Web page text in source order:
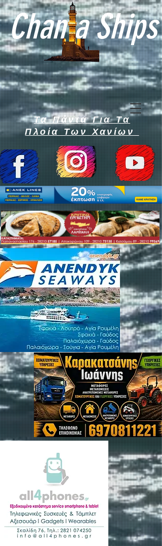
Chan a Ships
Τα Πάντα Για Τα
Πλοία Των Χανίων